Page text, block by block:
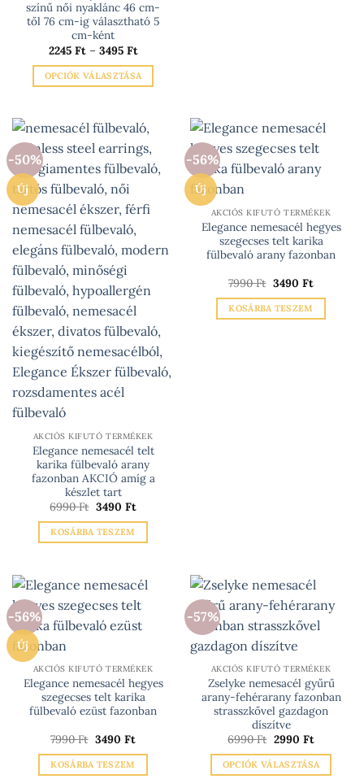
színű női nyaklánc 46 cm-
től 76 cm-ig választható 5
cm-ként
2245 Ft – 3495 FtÁrtartomány:
-
3495 Ft
OPCIÓK VÁLASZTÁSA
terméknek
több
variációja
van.
A
változatok
a
termékoldalon
választhatók
-50%
Új
AKCIÓS KIFUTÓ TERMÉKEK
Elegance nemesacél telt
karika fülbevaló arany
fazonban AKCIÓ amíg a
készlet tart
6990Ft Original
price
was:
6990 Ft.
3490 FtCurrent
is:
KOSÁRBA TESZEM
-56%
Új
AKCIÓS KIFUTÓ TERMÉKEK
Elegance nemesacél hegyes
szegecses telt karika
fülbevaló arany fazonban
7990Ft Original
price
was:
7990 Ft.
3490 FtCurrent
is:
KOSÁRBA TESZEM
-56%
Új
AKCIÓS KIFUTÓ TERMÉKEK
Elegance nemesacél hegyes
szegecses telt karika
fülbevaló ezüst fazonban
7990Ft Original
price
was:
7990 Ft.
3490 FtCurrent
is:
KOSÁRBA TESZEM
-57%
AKCIÓS KIFUTÓ TERMÉKEK
Zselyke nemesacél gyűrű
arany-fehérarany fazonban
strasszkővel gazdagon
díszítve
6990Ft Original
price
was:
6990 Ft.
2990 FtCurrent
is:
2990 Ft.
OPCIÓK VÁLASZTÁSA